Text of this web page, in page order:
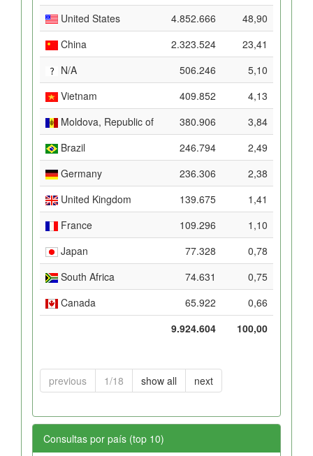
United States
4.852.666
48,90
China
2.323.524
23,41
N/A
506.246
5,10
Vietnam
409.852
4,13
Moldova, Republic of
380.906
3,84
Brazil
246.794
2,49
Germany
236.306
2,38
United Kingdom
139.675
1,41
France
109.296
1,10
Japan
77.328
0,78
South Africa
74.631
0,75
Canada
65.922
0,66
9.924.604
100,00
previous 1/18 show all next
Consultas por país (top 10)